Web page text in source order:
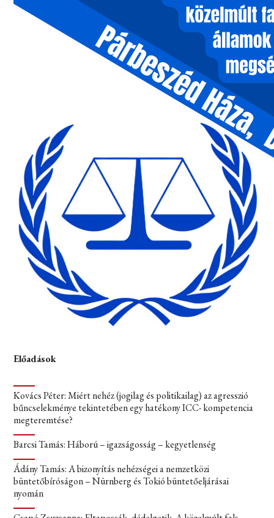
Előadások
Kovács Péter: Miért nehéz (jogilag és politikailag) az agresszió
bűncselekménye tekintetében egy hatékony ICC- kompetencia
megteremtése?
Barcsi Tamás: Háború – igazságosság – kegyetlenség
Ádány Tamás: A bizonyítás nehézségei a nemzetközi
büntetőbíróságon – Nürnberg és Tokió büntetőeljárásai
nyomán